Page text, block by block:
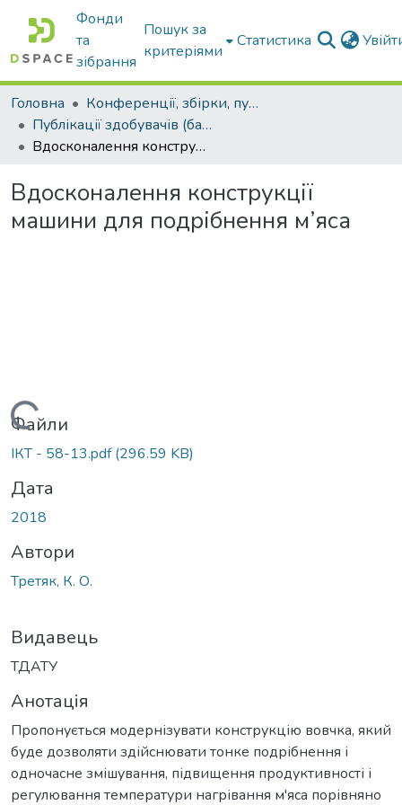
Фонди
та
зібрання
Пошук за
критеріями
Статистика
Головна
Конференції, збірки, публікації молодих вчених і здобувачів : магістрів, бакалаврів, аспірантів.
Публікації здобувачів (бакалаврів. магістрів, аспірантів)
Вдосконалення конструкції машини для подрібнення м’яса
Вдосконалення конструкції
машини для подрібнення м’яса
Вантажиться...
Файли
ІКТ - 58-13.pdf(296.59 KB)
Дата
2018
Автори
Третяк, К. О.
Видавець
ТДАТУ
Анотація
Пропонується модернізувати конструкцію вовчка, який
буде дозволяти здійснювати тонке подрібнення і
одночасне змішування, підвищення продуктивності і
регулювання температури нагрівання м'яса порівняно